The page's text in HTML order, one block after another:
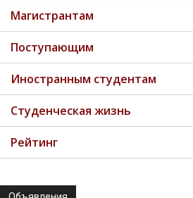
Магистрантам
Поступающим
Иностранным студентам
Студенческая жизнь
Рейтинг